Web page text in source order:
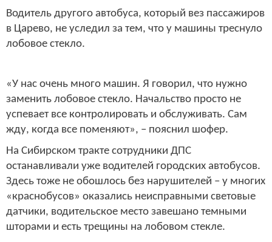
Водитель другого автобуса, который вез пассажиров
в Царево, не уследил за тем, что у машины треснуло
лобовое стекло.
«У нас очень много машин. Я говорил, что нужно
заменить лобовое стекло. Начальство просто не
успевает все контролировать и обслуживать. Сам
жду, когда все поменяют», – пояснил шофер.
На Сибирском тракте сотрудники ДПС
останавливали уже водителей городских автобусов.
Здесь тоже не обошлось без нарушителей – у многих
«краснобусов» оказались неисправными световые
датчики, водительское место завешано темными
шторами и есть трещины на лобовом стекле.